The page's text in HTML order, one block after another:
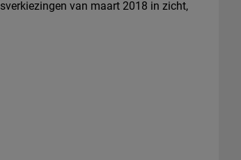
van maart 2018 in zicht,